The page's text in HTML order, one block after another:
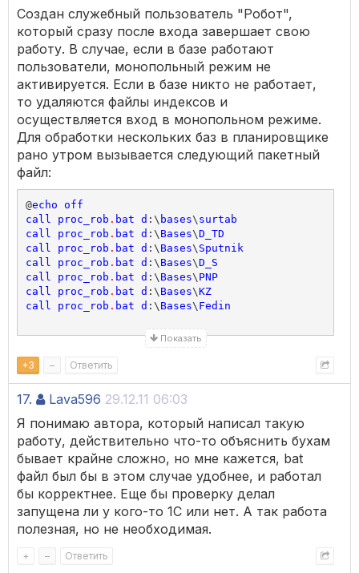
Robot Regular
mode
%Prog% enterprise /d%HomeDir%\ / nРобот
) ELSE
(
Echo
Somebody enter in monopoly, skip
)
) ELSE
(
Somebody enter skip Robot
)
)
Создан служебный пользователь "Робот",
который сразу после входа завершает свою
работу. В случае, если в базе работают
пользователи, монопольный режим не
активируется. Если в базе никто не работает,
то удаляются файлы индексов и
осуществляется вход в монопольном режиме.
Для обработки нескольких баз в планировщике
рано утром вызывается следующий пакетный
файл:
@echo
off
call
proc_rob . bat d :\ bases\ surtab
call
proc_rob . bat d :\ Bases\D_TD
call
proc_rob . bat d :\ Bases\ Sputnik
call
proc_rob . bat d :\ Bases\D_S
call
proc_rob . bat d :\ Bases\ PNP
call
proc_rob . bat d :\ Bases\KZ
call
proc_rob . bat d :\ Bases\ Fedin
Показать
+3 – Ответить
17. Lava596 29.12.11 06:03
Я понимаю автора, который написал такую
работу, действительно что-то объяснить бухам
бывает крайне сложно, но мне кажется, bat
файл был бы в этом случае удобнее, и работал
бы корректнее. Еще бы проверку делал
запущена ли у кого-то 1С или нет. А так работа
полезная, но не необходимая.
+ – Ответить